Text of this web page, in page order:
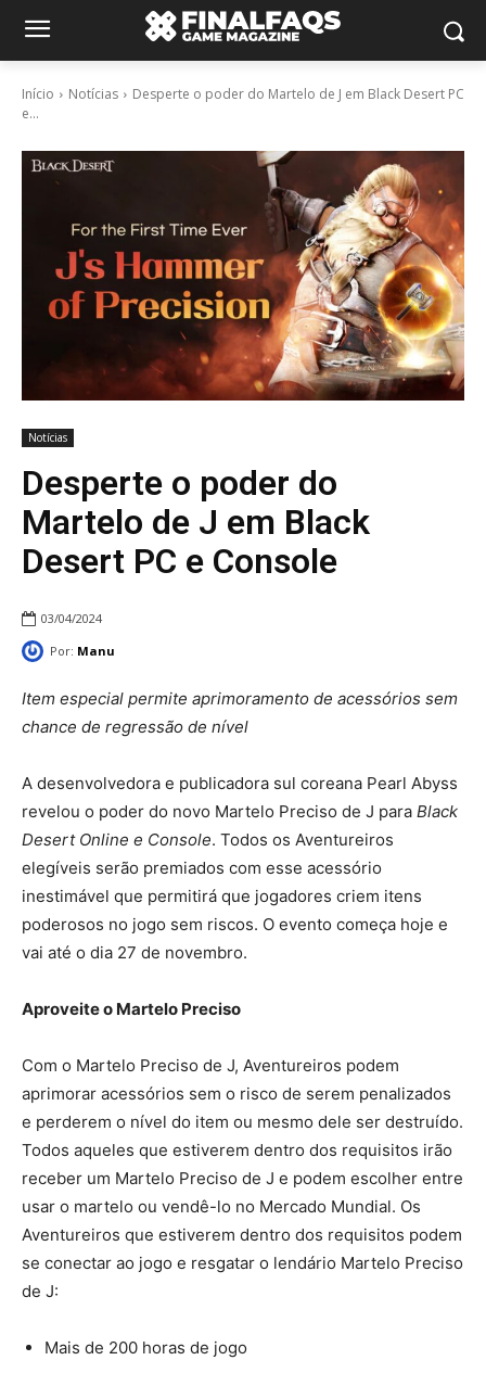
Início Notícias
Desperte o poder do Martelo de J em Black Desert PC
e...
Notícias
Desperte o poder do
Martelo de J em Black
Desert PC e Console
03/04/2024
Por: Manu
Item especial permite aprimoramento de acessórios sem
chance de regressão de nível
A desenvolvedora e publicadora sul coreana Pearl Abyss
revelou o poder do novo Martelo Preciso de J para Black
Desert Online e Console. Todos os Aventureiros
elegíveis serão premiados com esse acessório
inestimável que permitirá que jogadores criem itens
poderosos no jogo sem riscos. O evento começa hoje e
vai até o dia 27 de novembro.
Aproveite o Martelo Preciso
Com o Martelo Preciso de J, Aventureiros podem
aprimorar acessórios sem o risco de serem penalizados
e perderem o nível do item ou mesmo dele ser destruído.
Todos aqueles que estiverem dentro dos requisitos irão
receber um Martelo Preciso de J e podem escolher entre
usar o martelo ou vendê-lo no Mercado Mundial. Os
Aventureiros que estiverem dentro dos requisitos podem
se conectar ao jogo e resgatar o lendário Martelo Preciso
de J:
Mais de 200 horas de jogo